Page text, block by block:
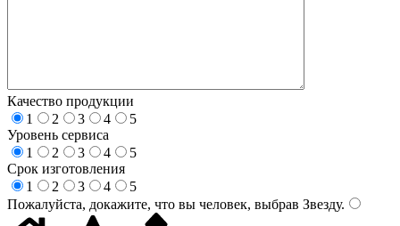
Качество продукции
1
2 3 4
5
Уровень сервиса
1
2 3 4
5
Срок изготовления
1
2 3 4
5
Пожалуйста, докажите, что вы человек, выбрав Звезду.